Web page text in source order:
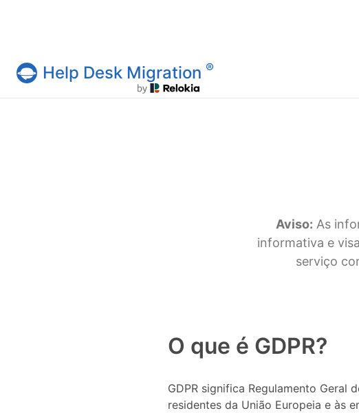
Serviço Help Desk Migration
Help Desk Migration ®
Aviso: As
informativa e
serviço
O que é GDPR?
GDPR significa Regulamento
residentes da União Europeia e às